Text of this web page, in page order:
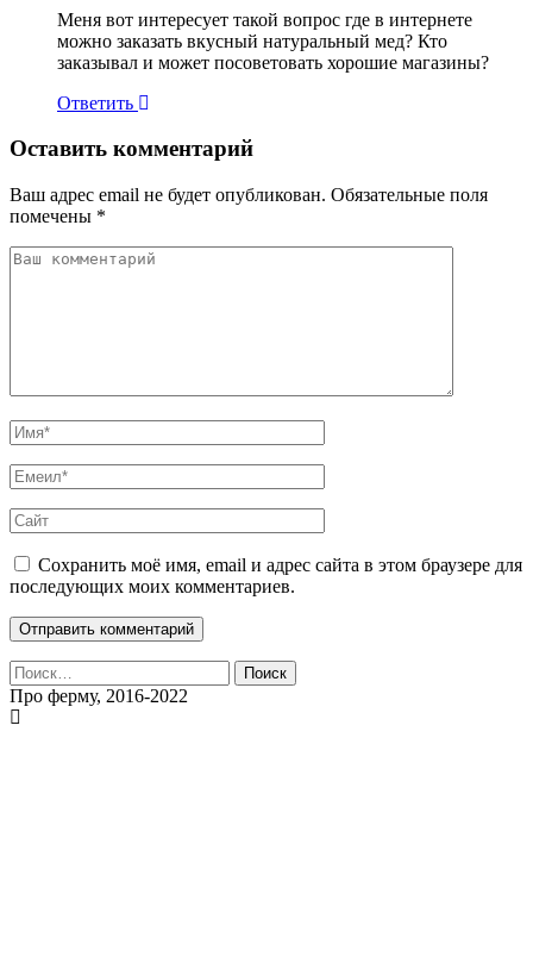
Меня вот интересует такой вопрос где в интернете
можно заказать вкусный натуральный мед? Кто
заказывал и может посоветовать хорошие магазины?
Ответить
Оставить комментарий
Ваш адрес email не будет опубликован. Обязательные поля
помечены *
Сохранить моё имя, email и адрес сайта в этом браузере для
последующих моих комментариев.
Найти:
Про ферму, 2016-2022